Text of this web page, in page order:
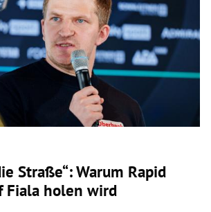
Straße“: Warum Rapid
Fiala holen wird